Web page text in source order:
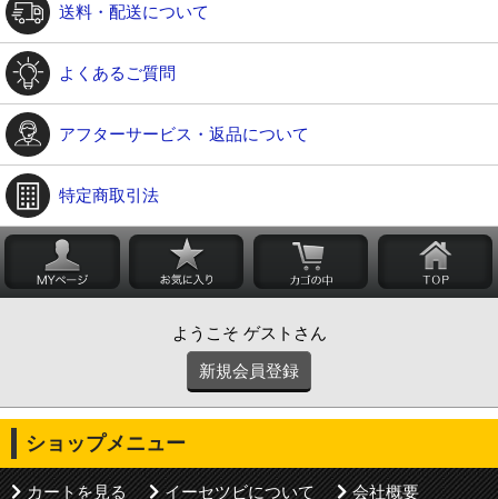
送料・配送について
よくあるご質問
アフターサービス・返品について
特定商取引法
ようこそ ゲストさん
新規会員登録
ショップメニュー
カートを見る イーセツビについて 会社概要